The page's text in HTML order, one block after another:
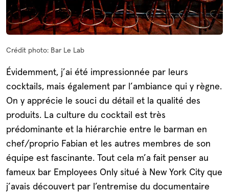
Crédit photo: Bar Le Lab
Évidemment, j’ai été impressionnée par leurs
cocktails, mais également par l’ambiance qui y règne.
On y apprécie le souci du détail et la qualité des
produits. La culture du cocktail est très
prédominante et la hiérarchie entre le barman en
chef/proprio Fabian et les autres membres de son
équipe est fascinante. Tout cela m’a fait penser au
fameux bar Employees Only situé à New York City que
j’avais découvert par l’entremise du documentaire